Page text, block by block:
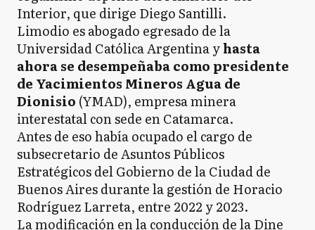
Interior, que dirige Diego Santilli.
Limodio es abogado egresado de la
Universidad Católica Argentina yhasta
ahora se desempeñaba como presidente
de Yacimientos Mineros Agua de
Dionisio (YMAD), empresa minera
interestatal con sede en Catamarca.
Antes de eso había ocupado el cargo de
subsecretario de Asuntos Públicos
Estratégicos del Gobierno de la Ciudad de
Buenos Aires durante la gestión de Horacio
Rodríguez Larreta, entre 2022 y 2023.
La modificación en la conducción de la Dine